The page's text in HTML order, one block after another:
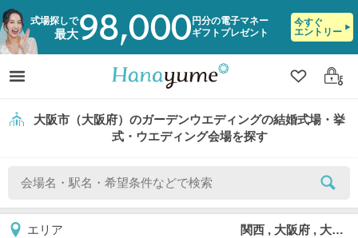
式場探しで
最大98,000 円分の電子マネー
ギフトプレゼント
今すぐ
エントリー
クリップ
ログ
大阪市（大阪府）のガーデンウエディングの結婚式場・挙
式・ウエディング会場を探す
エリア 関西 , 大阪府 , 大阪市